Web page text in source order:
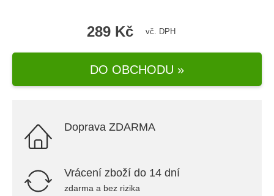
289 Kč vč. DPH
DO OBCHODU »
Doprava ZDARMA
Vrácení zboží do 14 dní
zdarma a bez rizika